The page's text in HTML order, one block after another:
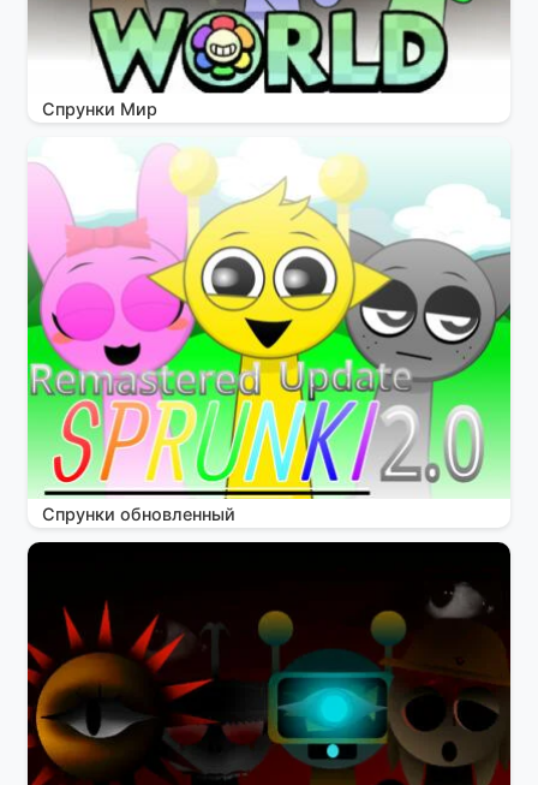
Спрунки Мир
Спрунки обновленный